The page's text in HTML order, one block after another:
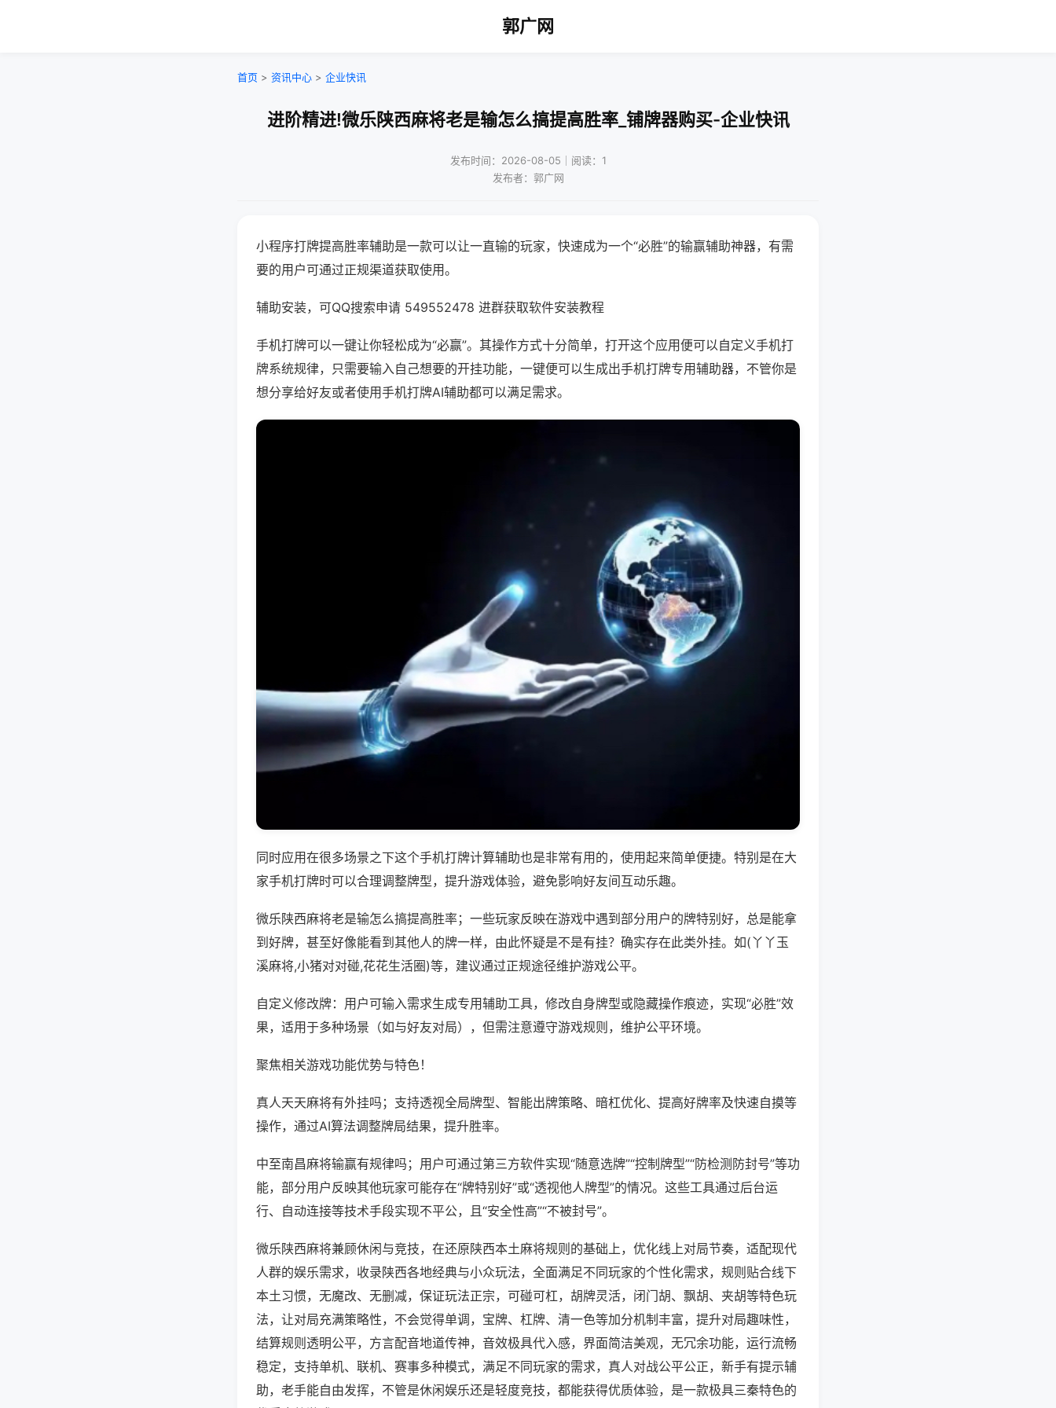
郭广网
首页 > 资讯中心 > 企业快讯
进阶精进!微乐陕西麻将老是输怎么搞提高胜率_铺牌器购买-企业快讯
发布时间：2026-08-05｜阅读：1
发布者：郭广网
小程序打牌提高胜率辅助是一款可以让一直输的玩家，快速成为一个“必胜”的输赢辅助神器，有需
要的用户可通过正规渠道获取使用。
辅助安装，可QQ搜索申请 549552478 进群获取软件安装教程
手机打牌可以一键让你轻松成为“必赢”。其操作方式十分简单，打开这个应用便可以自定义手机打
牌系统规律，只需要输入自己想要的开挂功能，一键便可以生成出手机打牌专用辅助器，不管你是
想分享给好友或者使用手机打牌AI辅助都可以满足需求。
同时应用在很多场景之下这个手机打牌计算辅助也是非常有用的，使用起来简单便捷。特别是在大
家手机打牌时可以合理调整牌型，提升游戏体验，避免影响好友间互动乐趣。
微乐陕西麻将老是输怎么搞提高胜率；一些玩家反映在游戏中遇到部分用户的牌特别好，总是能拿
到好牌，甚至好像能看到其他人的牌一样，由此怀疑是不是有挂？确实存在此类外挂。如(丫丫玉
溪麻将,小猪对对碰,花花生活圈)等，建议通过正规途径维护游戏公平。
自定义修改牌：用户可输入需求生成专用辅助工具，修改自身牌型或隐藏操作痕迹，实现“必胜”效
果，适用于多种场景（如与好友对局），但需注意遵守游戏规则，维护公平环境。
聚焦相关游戏功能优势与特色！
真人天天麻将有外挂吗；支持透视全局牌型、智能出牌策略、暗杠优化、提高好牌率及快速自摸等
操作，通过AI算法调整牌局结果，提升胜率。
中至南昌麻将输赢有规律吗；用户可通过第三方软件实现“随意选牌”“控制牌型”“防检测防封号”等功
能，部分用户反映其他玩家可能存在“牌特别好”或“透视他人牌型”的情况。这些工具通过后台运
行、自动连接等技术手段实现不平公，且“安全性高”“不被封号”。
微乐陕西麻将兼顾休闲与竞技，在还原陕西本土麻将规则的基础上，优化线上对局节奏，适配现代
人群的娱乐需求，收录陕西各地经典与小众玩法，全面满足不同玩家的个性化需求，规则贴合线下
本土习惯，无魔改、无删减，保证玩法正宗，可碰可杠，胡牌灵活，闭门胡、飘胡、夹胡等特色玩
法，让对局充满策略性，不会觉得单调，宝牌、杠牌、清一色等加分机制丰富，提升对局趣味性，
结算规则透明公平，方言配音地道传神，音效极具代入感，界面简洁美观，无冗余功能，运行流畅
稳定，支持单机、联机、赛事多种模式，满足不同玩家的需求，真人对战公平公正，新手有提示辅
助，老手能自由发挥，不管是休闲娱乐还是轻度竞技，都能获得优质体验，是一款极具三秦特色的